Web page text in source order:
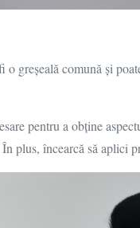
greșeală comună și
pentru a obține
plus, încearcă să aplici